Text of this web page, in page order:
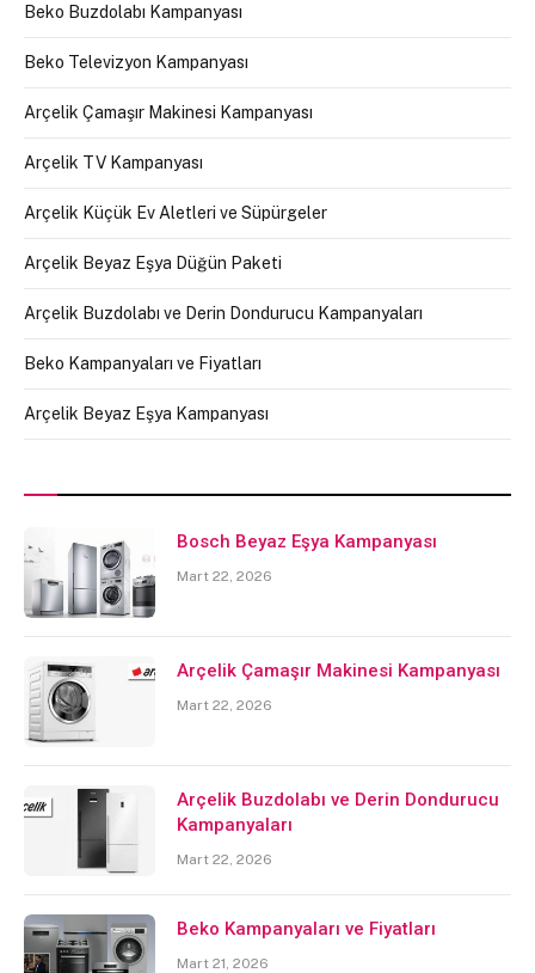
Beko Buzdolabı Kampanyası
Beko Televizyon Kampanyası
Arçelik Çamaşır Makinesi Kampanyası
Arçelik TV Kampanyası
Arçelik Küçük Ev Aletleri ve Süpürgeler
Arçelik Beyaz Eşya Düğün Paketi
Arçelik Buzdolabı ve Derin Dondurucu Kampanyaları
Beko Kampanyaları ve Fiyatları
Arçelik Beyaz Eşya Kampanyası
Bosch Beyaz Eşya Kampanyası
Mart 22, 2026
Arçelik Çamaşır Makinesi Kampanyası
Mart 22, 2026
Arçelik Buzdolabı ve Derin Dondurucu
Kampanyaları
Mart 22, 2026
Beko Kampanyaları ve Fiyatları
Mart 21, 2026